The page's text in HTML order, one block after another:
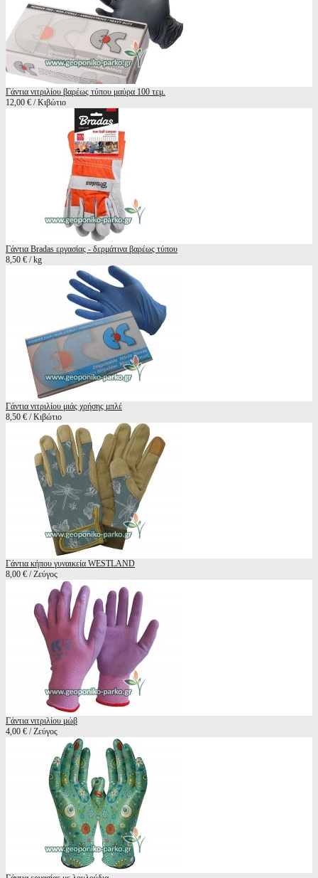
Γάντια νιτριλίου βαρέως τύπου μαύρα 100 τεμ.
12,00 € / Κιβώτιο
Γάντια Bradas εργασίας - δερμάτινα βαρέως τύπου
8,50 € / kg
Γάντια νιτριλίου μιάς χρήσης μπλέ
8,50 € / Κιβώτιο
Γάντια κήπου γυναικεία WESTLAND
8,00 € / Ζεύγος
Γάντια νιτριλίου μώβ
4,00 € / Ζεύγος